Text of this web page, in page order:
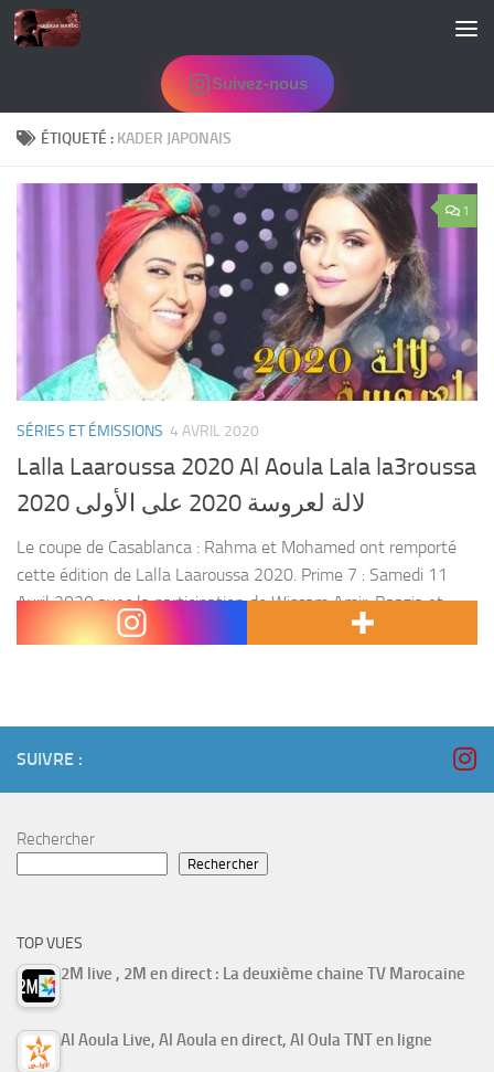
Skip to content
Suivez-nous
ÉTIQUETÉ : KADER JAPONAIS
1
SÉRIES ET ÉMISSIONS 4 AVRIL 2020
Lalla Laaroussa 2020 Al Aoula Lala la3roussa
2020 لالة لعروسة 2020 على الأولى
Le coupe de Casablanca : Rahma et Mohamed ont remporté
cette édition de Lalla Laaroussa 2020. Prime 7 : Samedi 11
Avril 2020 avec la participation de Wissam Amir, Baazia et
Rachid Lamrini :...
SUIVRE :
Rechercher
Rechercher
TOP VUES
2M live , 2M en direct : La deuxième chaine TV Marocaine
Al Aoula Live, Al Aoula en direct, Al Oula TNT en ligne